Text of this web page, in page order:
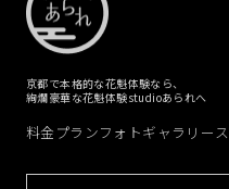
京都で本格的な花魁体験なら、
絢爛豪華な花魁体験studioあられへ
料金プランフォトギャラリー